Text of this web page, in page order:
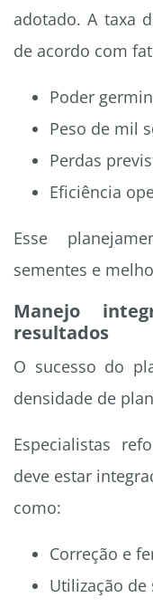
adotado. A taxa
de acordo com
Poder
Peso de mil
Perdas
Eficiência
Esse
sementes e
Manejo
resultados
O sucesso do
densidade de
Especialistas
deve estar
como:
Correção e
Utilização